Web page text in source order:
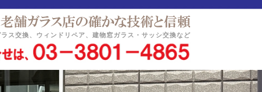
ス交換、ウィンドリペア、建物窓ガラス・サッシ交換など